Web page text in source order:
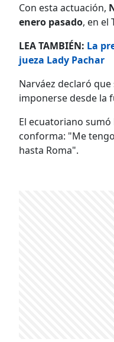
Con esta actuación,
enero pasado, en el
LEA TAMBIÉN: La
jueza Lady Pachar
Narváez declaró
imponerse desde la
El ecuatoriano
conforma: "Me
hasta Roma".